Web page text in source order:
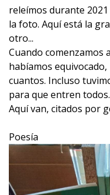
releímos durante
la foto. Aquí está la
otro...
Cuando comenzamos
habíamos
cuantos. Incluso
para que entren todos.
Aquí van, citados por
Poesía